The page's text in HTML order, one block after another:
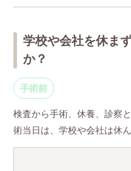
学校や会社を休ま
か？
手術前
検査から手術、休養、診察
術当日は、学校や会社は休